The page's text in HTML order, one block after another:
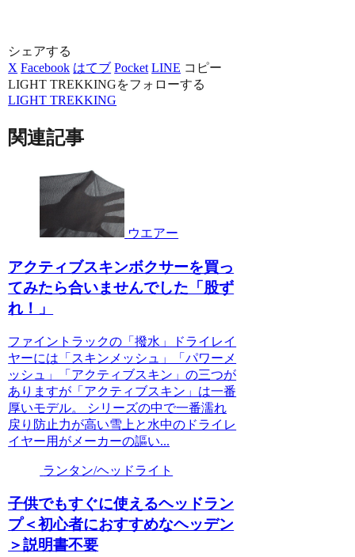
シェアする
X Facebook はてブ Pocket LINE コピー
LIGHT TREKKINGをフォローする
LIGHT TREKKING
関連記事
ウエアー
アクティブスキンボクサーを買っ
てみたら合いませんでした「股ず
れ！」
ファイントラックの「撥水」ドライレイ
ヤーには「スキンメッシュ」「パワーメ
ッシュ」「アクティブスキン」の三つが
ありますが「アクティブスキン」は一番
厚いモデル。 シリーズの中で一番濡れ
戻り防止力が高い雪上と水中のドライレ
イヤー用がメーカーの謳い...
ランタン/ヘッドライト
子供でもすぐに使えるヘッドラン
プ＜初心者におすすめなヘッデン
＞説明書不要